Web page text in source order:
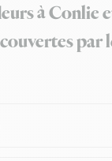
à Conlie
par